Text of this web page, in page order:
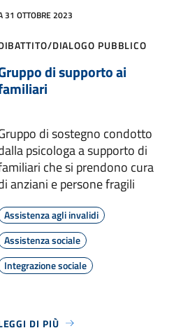
31 OTTOBRE 2023
DIALOGO PUBBLICO
di supporto ai
di sostegno condotto
psicologa a supporto di
che si prendono cura
anziani e persone fragili
Assistenza agli invalidi
Assistenza sociale
Integrazione sociale
DI PIÙ